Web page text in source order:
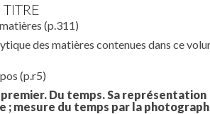
(p.311)
des matières contenues dans ce
(p.r5)
Du temps. Sa représentation
; mesure du temps par la